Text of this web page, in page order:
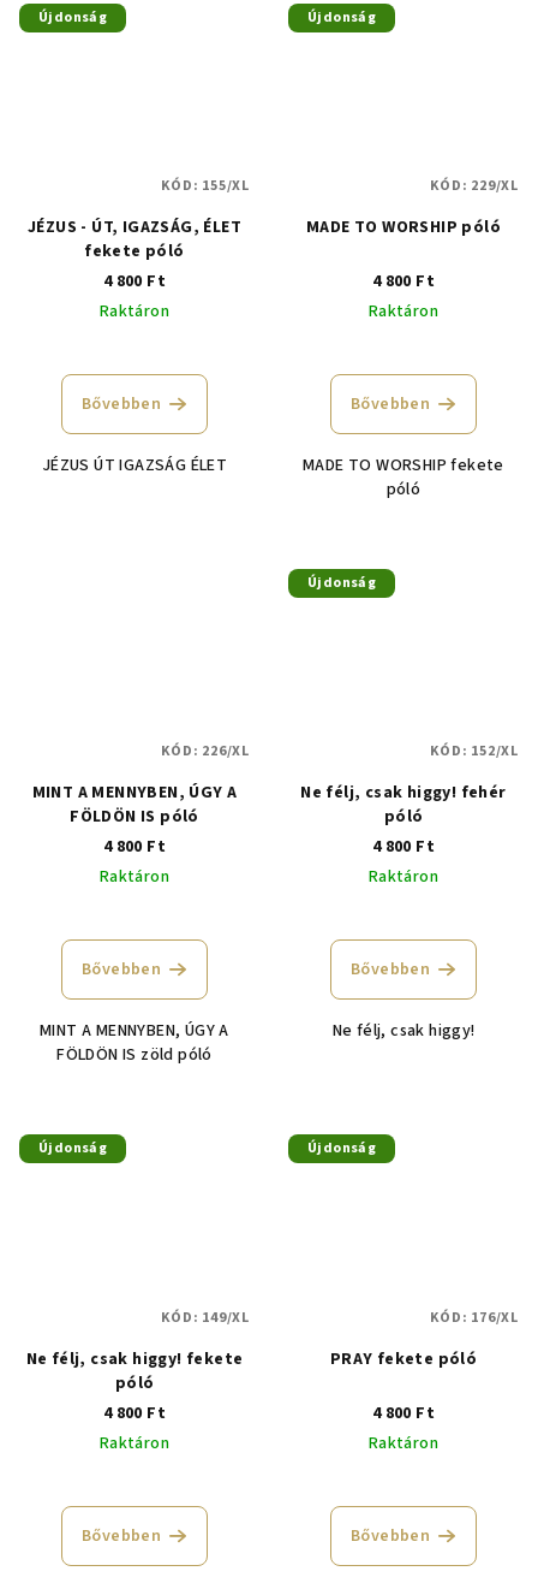
Újdonság
JÉZUS - ÚT, IGAZSÁG, ÉLET
fekete póló
4 800 Ft
Raktáron
Bővebben
JÉZUS ÚT IGAZSÁG ÉLET
KÓD: 155/XL
Újdonság
MADE TO WORSHIP póló
4 800 Ft
Raktáron
Bővebben
MADE TO WORSHIP fekete
póló
KÓD: 229/XL
MINT A MENNYBEN, ÚGY A
FÖLDÖN IS póló
4 800 Ft
Raktáron
Bővebben
MINT A MENNYBEN, ÚGY A
FÖLDÖN IS zöld póló
KÓD: 226/XL
Újdonság
Ne félj, csak higgy! fehér
póló
4 800 Ft
Raktáron
termék
átlagos
értékelése
ből
Bővebben
Ne félj, csak higgy!
KÓD: 152/XL
Újdonság
Ne félj, csak higgy! fekete
póló
4 800 Ft
Raktáron
termék
átlagos
értékelése
Bővebben
KÓD: 149/XL
Újdonság
PRAY fekete póló
4 800 Ft
Raktáron
Bővebben
KÓD: 176/XL